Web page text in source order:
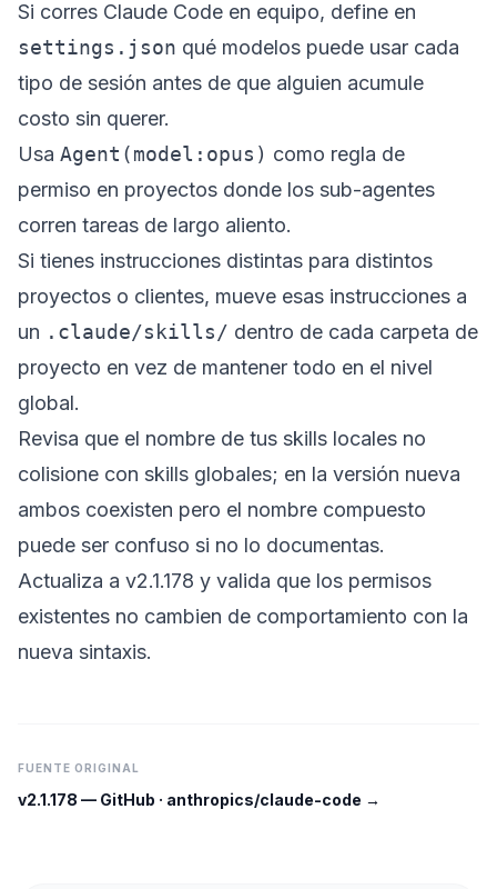
Si corres Claude Code en equipo, define en
settings.json qué modelos puede usar cada
tipo de sesión antes de que alguien acumule
costo sin querer.
Usa Agent(model:opus) como regla de
permiso en proyectos donde los sub-agentes
corren tareas de largo aliento.
Si tienes instrucciones distintas para distintos
proyectos o clientes, mueve esas instrucciones a
un .claude/skills/ dentro de cada carpeta de
proyecto en vez de mantener todo en el nivel
global.
Revisa que el nombre de tus skills locales no
colisione con skills globales; en la versión nueva
ambos coexisten pero el nombre compuesto
puede ser confuso si no lo documentas.
Actualiza a v2.1.178 y valida que los permisos
existentes no cambien de comportamiento con la
nueva sintaxis.
FUENTE ORIGINAL
v2.1.178 — GitHub · anthropics/claude-code →